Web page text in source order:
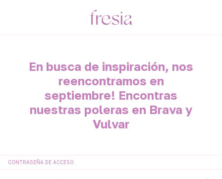
En busca de inspiración, nos
reencontramos en
septiembre! Encontras
nuestras poleras en Brava y
Vulvar
CONTRASEÑA DE ACCESO